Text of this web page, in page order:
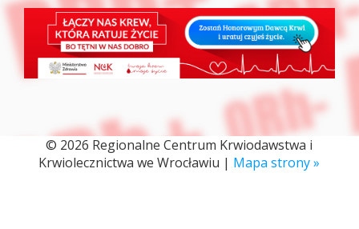
© 2026 Regionalne Centrum Krwiodawstwa i
Krwiolecznictwa we Wrocławiu | Mapa strony »